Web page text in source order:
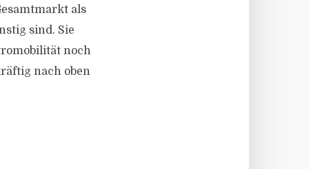
als
sind. Sie
noch
nach oben